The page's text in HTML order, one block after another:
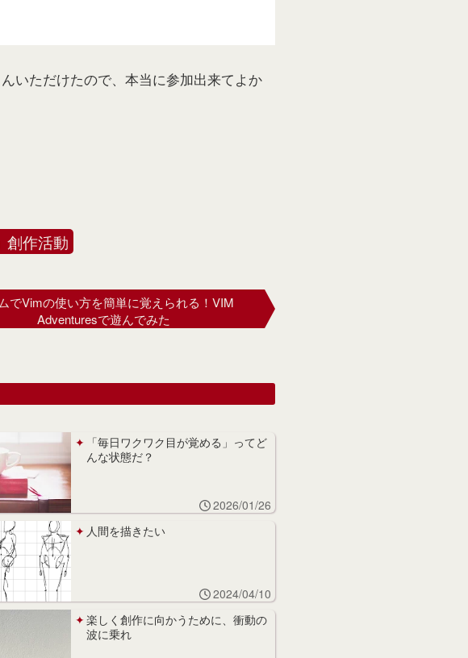
いただけたので、本当に参加出来てよか
創作活動
でVimの使い方を簡単に覚えられる！VIM
Adventuresで遊んでみた
「毎日ワクワク目が覚める」ってど
んな状態だ？
2026/01/26
人間を描きたい
2024/04/10
楽しく創作に向かうために、衝動の
波に乗れ